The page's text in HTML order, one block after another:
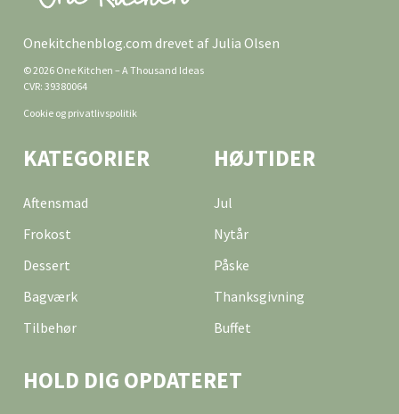
Onekitchenblog.com drevet af Julia Olsen
© 2026 One Kitchen – A Thousand Ideas
CVR: 39380064
Cookie og privatlivspolitik
KATEGORIER
Aftensmad
Frokost
Dessert
Bagværk
Tilbehør
HØJTIDER
Jul
Nytår
Påske
Thanksgivning
Buffet
HOLD DIG OPDATERET